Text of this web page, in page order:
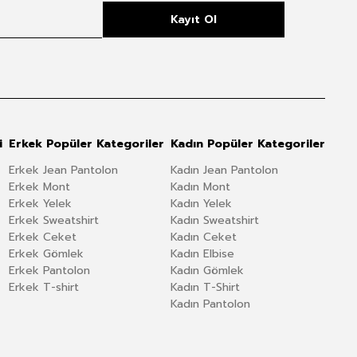
Kayıt Ol
Erkek Popüler Kategoriler
Erkek Jean Pantolon
Erkek Mont
Erkek Yelek
Erkek Sweatshirt
Erkek Ceket
Erkek Gömlek
Erkek Pantolon
Erkek T-shirt
Kadın Popüler Kategoriler
Kadın Jean Pantolon
Kadın Mont
Kadın Yelek
Kadın Sweatshirt
Kadın Ceket
Kadın Elbise
Kadın Gömlek
Kadın T-Shirt
Kadın Pantolon